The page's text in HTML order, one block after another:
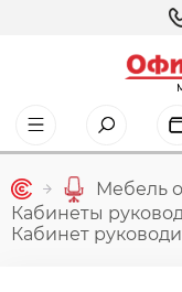
Мебель
Кабинеты
Кабинет